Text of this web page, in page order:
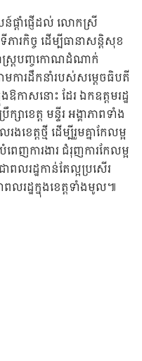
ផ្តាំផ្ញើដល់ លោកស្រី
ារកិច្ច ដើម្បីធានាសន្តិសុខ
ស្ត្របញ្ចកោណដំណាក់
មការដឹកនាំរបស់សម្តេចធិបតី
ឱកាសនោះ ដែរ ឯកឧត្តមរដ្ឋ
ាខេត្ត មន្ទីរ អង្គាភាពទាំង
តថ្មី ដើម្បីរួមគ្នាកែលម្អ
ពេញការងារ ជំរុញការកែលម្អ
លរដ្ឋកាន់តែល្អប្រសើរ
លរដ្ឋក្នុងខេត្តទាំងមូល៕